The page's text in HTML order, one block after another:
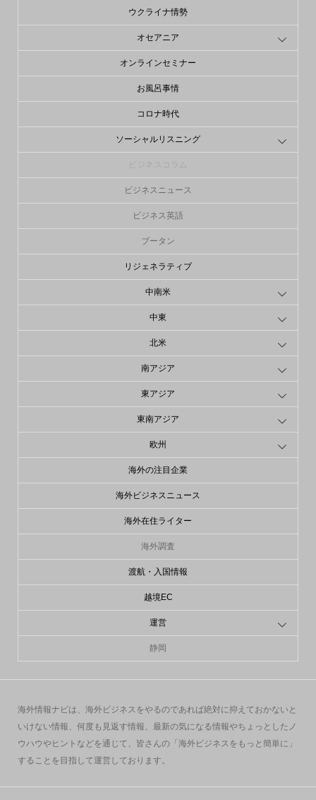
ウクライナ情勢
オセアニア
オンラインセミナー
お風呂事情
コロナ時代
ソーシャルリスニング
ビジネスコラム
ビジネスニュース
ビジネス英語
ブータン
リジェネラティブ
中南米
中東
北米
南アジア
東アジア
東南アジア
欧州
海外の注目企業
海外ビジネスニュース
海外在住ライター
海外調査
渡航・入国情報
越境EC
運営
静岡
海外情報ナビは、海外ビジネスをやるのであれば絶対に抑えておかないと
いけない情報、何度も見返す情報、最新の気になる情報やちょっとしたノ
ウハウやヒントなどを通じて、皆さんの「海外ビジネスをもっと簡単に」
することを目指して運営しております。